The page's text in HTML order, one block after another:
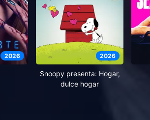
2026 2026
Snoopy presenta: Hogar,
dulce hogar